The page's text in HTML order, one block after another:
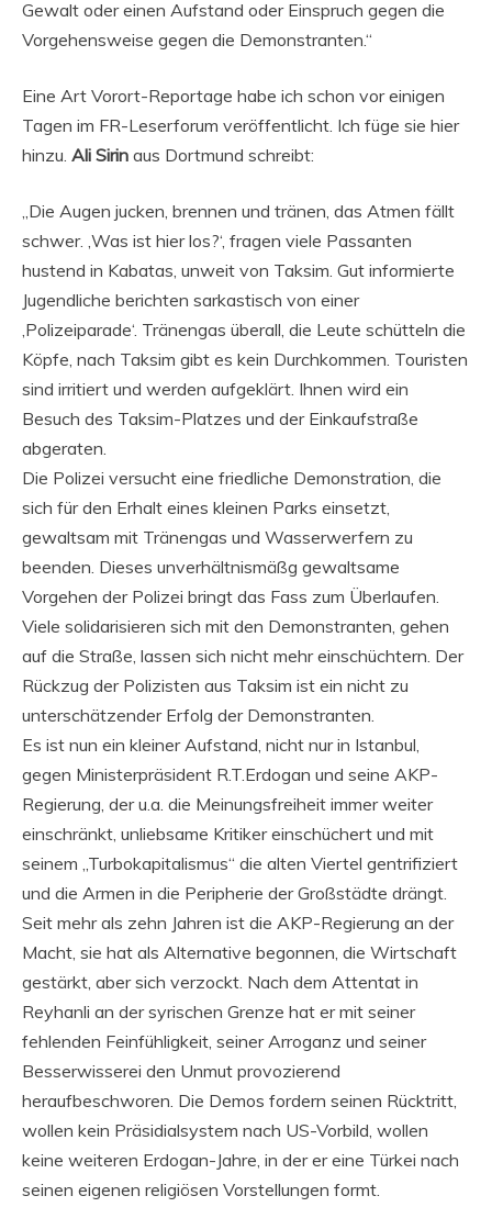
Gewalt oder einen Aufstand oder Einspruch gegen die
Vorgehensweise gegen die Demonstranten.“
Eine Art Vorort-Reportage habe ich schon vor einigen
Tagen im FR-Leserforum veröffentlicht. Ich füge sie hier
hinzu. Ali Sirin aus Dortmund schreibt:
„Die Augen jucken, brennen und tränen, das Atmen fällt
schwer. ‚Was ist hier los?‘, fragen viele Passanten
hustend in Kabatas, unweit von Taksim. Gut informierte
Jugendliche berichten sarkastisch von einer
‚Polizeiparade‘. Tränengas überall, die Leute schütteln die
Köpfe, nach Taksim gibt es kein Durchkommen. Touristen
sind irritiert und werden aufgeklärt. Ihnen wird ein
Besuch des Taksim-Platzes und der Einkaufstraße
abgeraten.
Die Polizei versucht eine friedliche Demonstration, die
sich für den Erhalt eines kleinen Parks einsetzt,
gewaltsam mit Tränengas und Wasserwerfern zu
beenden. Dieses unverhältnismäßg gewaltsame
Vorgehen der Polizei bringt das Fass zum Überlaufen.
Viele solidarisieren sich mit den Demonstranten, gehen
auf die Straße, lassen sich nicht mehr einschüchtern. Der
Rückzug der Polizisten aus Taksim ist ein nicht zu
unterschätzender Erfolg der Demonstranten.
Es ist nun ein kleiner Aufstand, nicht nur in Istanbul,
gegen Ministerpräsident R.T.Erdogan und seine AKP-
Regierung, der u.a. die Meinungsfreiheit immer weiter
einschränkt, unliebsame Kritiker einschüchert und mit
seinem „Turbokapitalismus“ die alten Viertel gentrifiziert
und die Armen in die Peripherie der Großstädte drängt.
Seit mehr als zehn Jahren ist die AKP-Regierung an der
Macht, sie hat als Alternative begonnen, die Wirtschaft
gestärkt, aber sich verzockt. Nach dem Attentat in
Reyhanli an der syrischen Grenze hat er mit seiner
fehlenden Feinfühligkeit, seiner Arroganz und seiner
Besserwisserei den Unmut provozierend
heraufbeschworen. Die Demos fordern seinen Rücktritt,
wollen kein Präsidialsystem nach US-Vorbild, wollen
keine weiteren Erdogan-Jahre, in der er eine Türkei nach
seinen eigenen religiösen Vorstellungen formt.